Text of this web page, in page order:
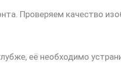
Проверяем качество
её необходимо